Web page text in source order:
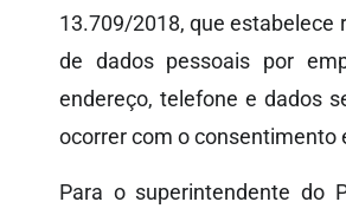
13.709/2018, que estabelece
de dados pessoais por
endereço, telefone e dados
ocorrer com o consentimento
Para o superintendente do